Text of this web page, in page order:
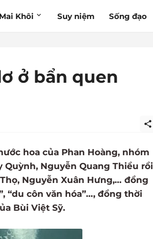
Khôi Suy niệm Sống đạo
ở bẩn quen
hoa của Phan Hoàng, nhóm
Quỳnh, Nguyễn Quang Thiều rồi
Nguyễn Xuân Hưng,… đồng
“du côn văn hóa”…, đồng thời
Bùi Việt Sỹ.